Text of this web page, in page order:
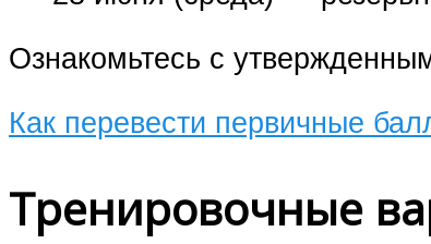
Ознакомьтесь с
Как перевести первичные
Тренировочные